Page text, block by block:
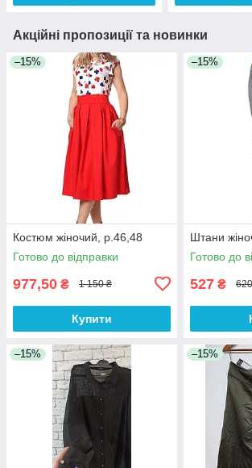
Акційні пропозиції та новинки
–15%
Костюм жіночий, р.46,48
Готово до відправки
977,50 ₴ 1 150 ₴
Купити
–15%
Штани
Готово до
527 ₴
–15% –15%